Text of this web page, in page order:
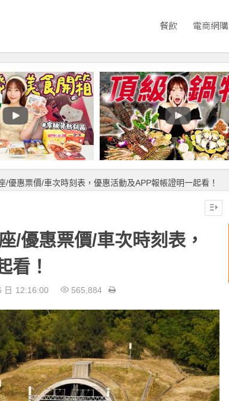
餐飲 電商網購
/優惠票價/車次時刻表，優惠活動及APP報帳證明一起看！
/優惠票價/車次時刻表，
看！
日 12:16:00 565,884